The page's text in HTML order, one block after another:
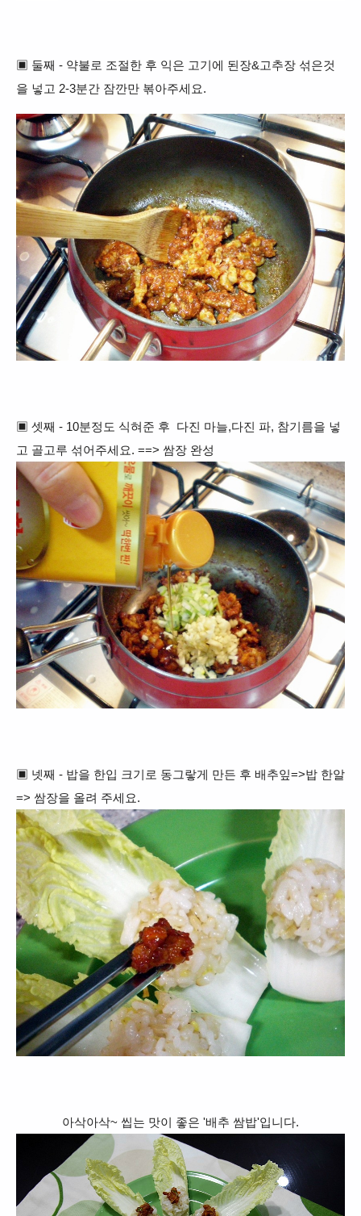
▣ 둘째 - 약불로 조절한 후 익은 고기에 된장&고추장 섞은것
을 넣고 2-3분간 잠깐만 볶아주세요.
▣ 셋째 - 10분정도 식혀준 후 다진 마늘,다진 파, 참기름을 넣
고 골고루 섞어주세요. ==> 쌈장 완성
▣ 넷째 - 밥을 한입 크기로 동그랗게 만든 후 배추잎=>밥 한알
=> 쌈장을 올려 주세요.
아삭아삭~ 씹는 맛이 좋은 '배추 쌈밥'입니다.